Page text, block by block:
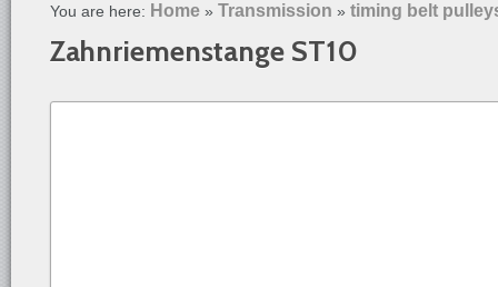
You are here: Home » Transmission » timing belt
Zahnriemenstange ST10